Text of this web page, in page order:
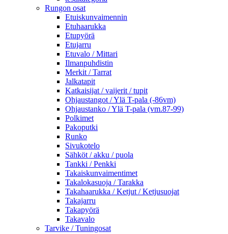
Rungon osat
Etuiskunvaimennin
Etuhaarukka
Etupyörä
Etujarru
Etuvalo / Mittari
Ilmanpuhdistin
Merkit / Tarrat
Jalkatapit
Katkaisijat / vaijerit / tupit
Ohjaustangot / Ylä T-pala (-86vm)
Ohjaustanko / Ylä T-pala (vm.87-99)
Polkimet
Pakoputki
Runko
Sivukotelo
Sähköt / akku / puola
Tankki / Penkki
Takaiskunvaimentimet
Takalokasuoja / Tarakka
Takahaarukka / Ketjut / Ketjusuojat
Takajarru
Takapyörä
Takavalo
Tarvike / Tuningosat